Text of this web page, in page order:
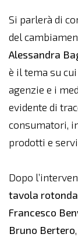
Si parlerà di
del
Alessandra
è il tema su
agenzie e i
evidente di
consumatori,
prodotti e
Dopo
tavola rotonda
Francesco
Bruno Bertero